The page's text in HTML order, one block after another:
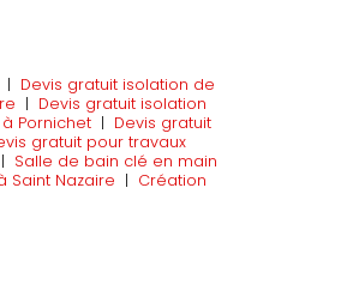
| Devis gratuit isolation de
| Devis gratuit isolation
Pornichet| Devis gratuit
gratuit pour travaux
| Salle de bain clé en main
Saint Nazaire | Création